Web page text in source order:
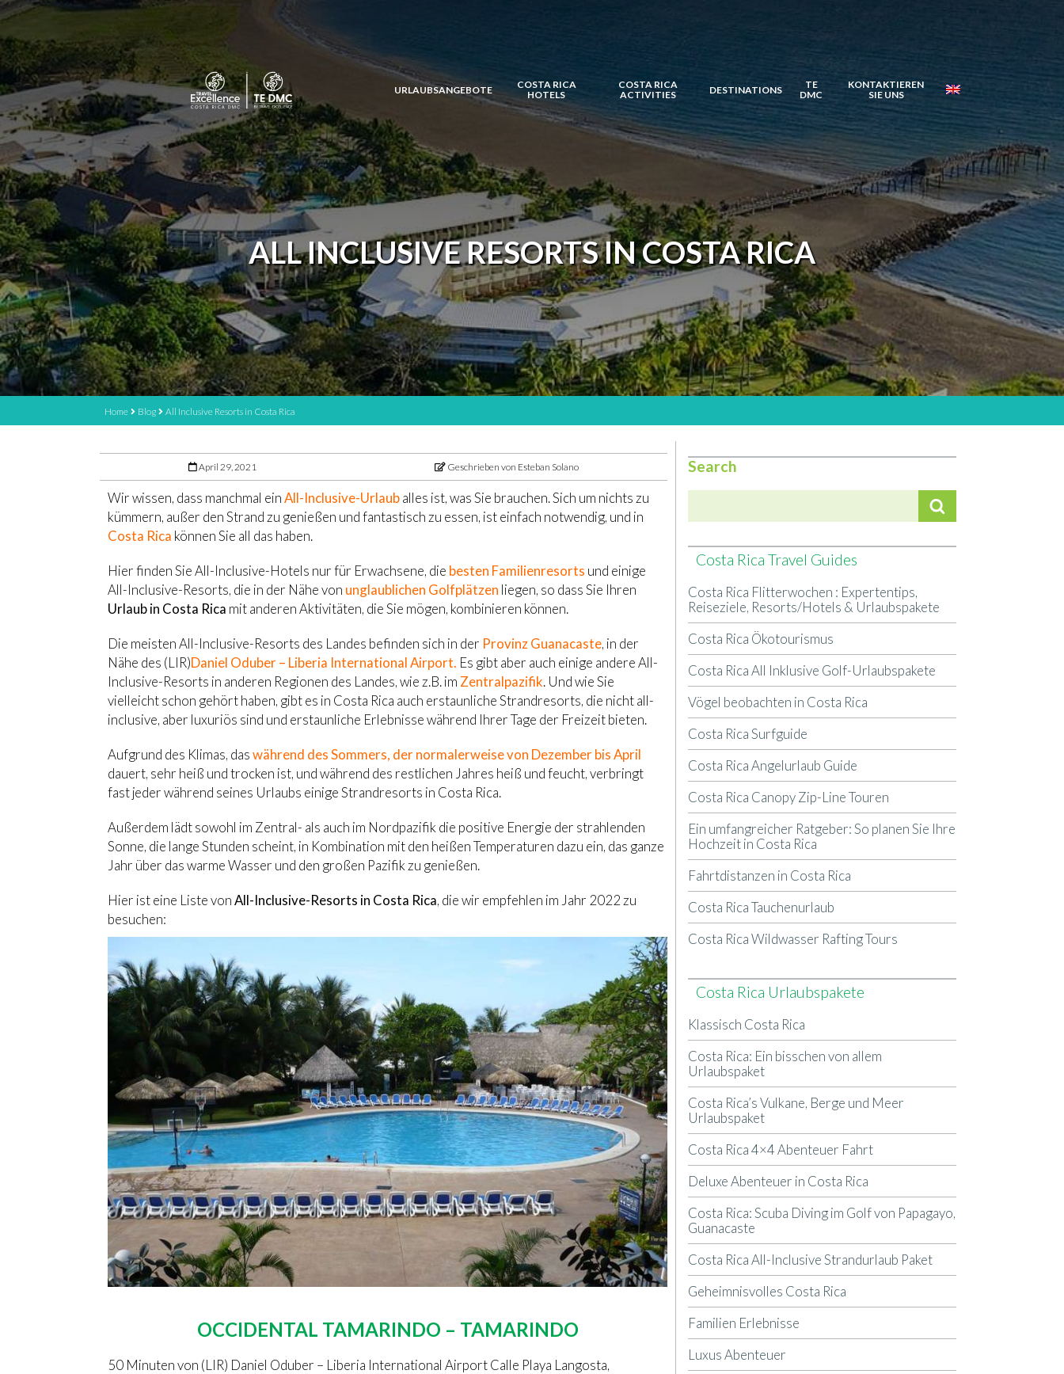
URLAUBSANGEBOTE
COSTA RICA
HOTELS
COSTA RICA
ACTIVITIES
DESTINATIONS
TE
DMC
KONTAKTIEREN
SIE UNS
ALL INCLUSIVE RESORTS IN COSTA RICA
Home Blog All Inclusive Resorts in Costa Rica
April 29, 2021 Geschrieben von Esteban Solano
Wir wissen, dass manchmal einAll-Inclusive-Urlauballes ist, was Sie brauchen. Sich um nichts zu
kümmern, außer den Strand zu genießen und fantastisch zu essen, ist einfach notwendig, und in
Costa Rica können Sie all das haben.
Hier finden Sie All-Inclusive-Hotels nur für Erwachsene, die besten Familienresorts und einige
All-Inclusive-Resorts, die in der Nähe von unglaublichen Golfplätzen liegen, so dass Sie Ihren
Urlaub in Costa Rica mit anderen Aktivitäten, die Sie mögen, kombinieren können.
Die meisten All-Inclusive-Resorts des Landes befinden sich in der Provinz Guanacaste, in der
Nähe des (LIR)Daniel Oduber – Liberia International Airport. Es gibt aber auch einige andere All-
Inclusive-Resorts in anderen Regionen des Landes, wie z.B. im Zentralpazifik. Und wie Sie
vielleicht schon gehört haben, gibt es in Costa Rica auch erstaunliche Strandresorts, die nicht all-
inclusive, aber luxuriös sind und erstaunliche Erlebnisse während Ihrer Tage der Freizeit bieten.
Aufgrund des Klimas, daswährend des Sommers, der normalerweise von Dezember bis April
dauert, sehr heiß und trocken ist, und während des restlichen Jahres heiß und feucht, verbringt
fast jeder während seines Urlaubs einige Strandresorts in Costa Rica.
Außerdem lädt sowohl im Zentral- als auch im Nordpazifik die positive Energie der strahlenden
Sonne, die lange Stunden scheint, in Kombination mit den heißen Temperaturen dazu ein, das ganze
Jahr über das warme Wasser und den großen Pazifik zu genießen.
Hier ist eine Liste vonAll-Inclusive-Resorts in Costa Rica, die wir empfehlen im Jahr 2022 zu
besuchen:
OCCIDENTAL TAMARINDO – TAMARINDO
50 Minuten von (LIR) Daniel Oduber – Liberia International Airport Calle Playa Langosta,
Search
Costa Rica Travel Guides
Costa Rica Flitterwochen : Expertentips,
Reiseziele, Resorts/Hotels & Urlaubspakete
Costa Rica Ökotourismus
Costa Rica All Inklusive Golf-Urlaubspakete
Vögel beobachten in Costa Rica
Costa Rica Surfguide
Costa Rica Angelurlaub Guide
Costa Rica Canopy Zip-Line Touren
Ein umfangreicher Ratgeber: So planen Sie Ihre
Hochzeit in Costa Rica
Fahrtdistanzen in Costa Rica
Costa Rica Tauchenurlaub
Costa Rica Wildwasser Rafting Tours
Costa Rica Urlaubspakete
Klassisch Costa Rica
Costa Rica: Ein bisschen von allem
Urlaubspaket
Costa Rica’s Vulkane, Berge und Meer
Urlaubspaket
Costa Rica 4×4 Abenteuer Fahrt
Deluxe Abenteuer in Costa Rica
Costa Rica: Scuba Diving im Golf von Papagayo,
Guanacaste
Costa Rica All-Inclusive Strandurlaub Paket
Geheimnisvolles Costa Rica
Familien Erlebnisse
Luxus Abenteuer